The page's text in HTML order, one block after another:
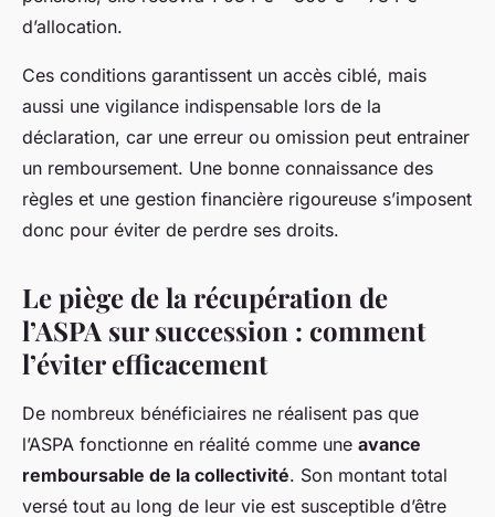
d’allocation.
Ces conditions garantissent un accès ciblé, mais
aussi une vigilance indispensable lors de la
déclaration, car une erreur ou omission peut entrainer
un remboursement. Une bonne connaissance des
règles et une gestion financière rigoureuse s’imposent
donc pour éviter de perdre ses droits.
Le piège de la récupération de
l’ASPA sur succession : comment
l’éviter efficacement
De nombreux bénéficiaires ne réalisent pas que
l’ASPA fonctionne en réalité comme une avance
remboursable de la collectivité. Son montant total
versé tout au long de leur vie est susceptible d’être